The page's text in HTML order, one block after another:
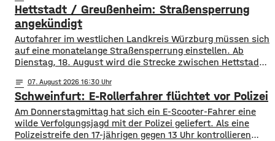
flächendeckendes Radwegenetz mit einer Länge von über
1.000 Kilometern geschaffen. Außerdem führte der
Hettstadt / Greußenheim: Straßensperrung
angekündigt
Autofahrer im westlichen Landkreis Würzburg müssen sich
auf eine monatelange Straßensperrung einstellen. Ab
Dienstag, 18. August wird die Strecke zwischen Hettstadt
Staatliche Bauamt an. Die Fahrbahn muss erneuert
werden, sie weist Verdrückungen, Abbrüche, Risse und
gebrochene Fahrbahnränder auf. Auch die Entwässerung
muss erneuert werden. Die Arbeiten seien unter
notes 07. August 2026 16:30
Schweinfurt: E-Rollerfahrer flüchtet vor Polizei
Am Donnerstagmittag hat sich ein E-Scooter-Fahrer eine
wilde Verfolgungsjagd mit der Polizei geliefert. Als eine
Polizeistreife den 17-jährigen gegen 13 Uhr kontrollieren